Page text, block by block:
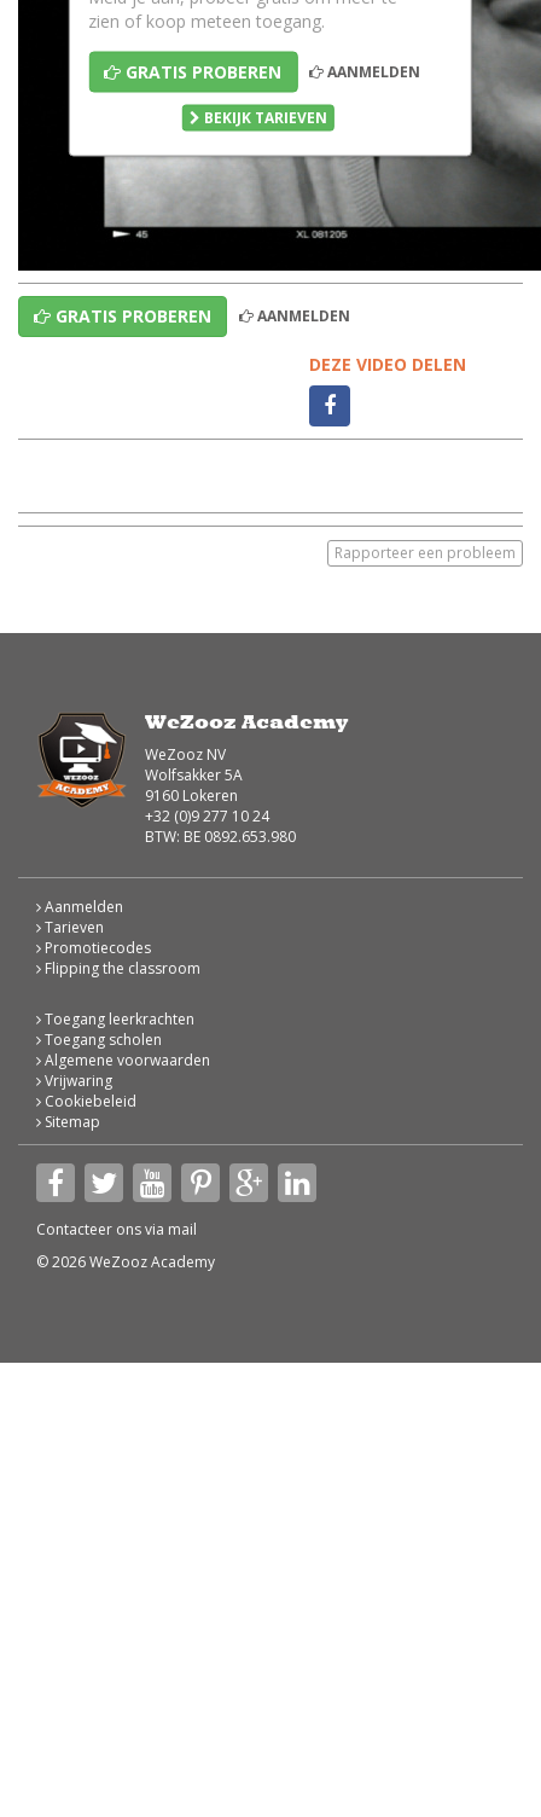
zien of koop meteen toegang.
GRATIS PROBEREN AANMELDEN
BEKIJK TARIEVEN
GRATIS PROBEREN AANMELDEN
DEZE VIDEO DELEN
Rapporteer een probleem
WeZooz Academy
WeZooz NV
Wolfsakker 5A
9160 Lokeren
+32 (0)9 277 10 24
BTW: BE 0892.653.980
Aanmelden
Tarieven
Promotiecodes
Flipping the classroom
Toegang leerkrachten
Toegang scholen
Algemene voorwaarden
Vrijwaring
Cookiebeleid
Sitemap
Contacteer ons via mail
© 2026 WeZooz Academy